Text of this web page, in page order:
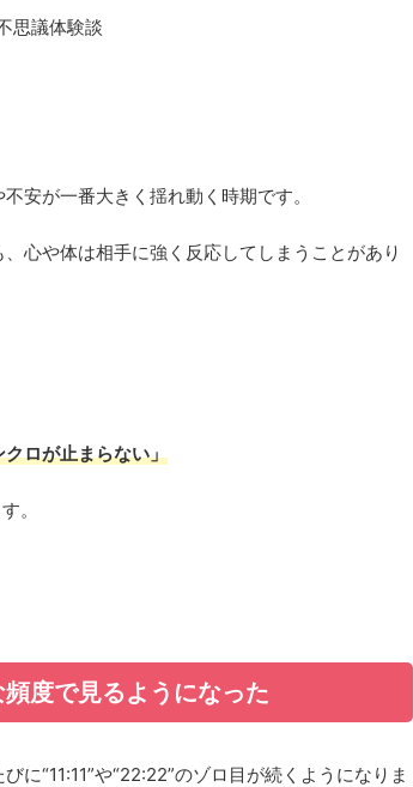
安が一番大きく揺れ動く時期です。
心や体は相手に強く反応してしまうことがあり
ロが止まらない」
。
度で見るようになった
に“11:11”や“22:22”のゾロ目が続くようになりま